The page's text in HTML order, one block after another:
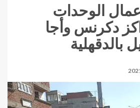
الوحدات
دكرنس وأجا